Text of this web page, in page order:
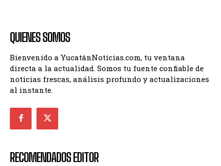
QUIENES SOMOS
Bienvenido a YucatánNoticias.com, tu ventana
directa a la actualidad. Somos tu fuente confiable de
noticias frescas, análisis profundo y actualizaciones
al instante.
RECOMENDADOS EDITOR